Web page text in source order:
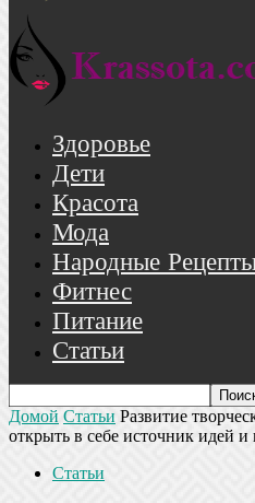
Здоровье
Дети
Красота
Мода
Народные
Фитнес
Питание
Статьи
Домой Статьи Развитие
открыть в себе источник идей и
Статьи